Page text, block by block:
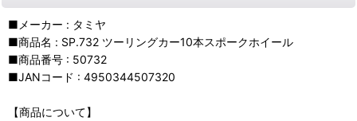
■メーカー : タミヤ
■商品名 : SP.732 ツーリングカー10本スポークホイール
■商品番号 : 50732
■JANコード : 4950344507320
【商品について】